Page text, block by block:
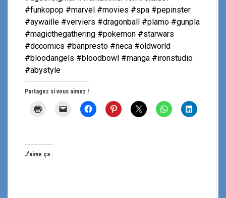
#funkopop #marvel #movies #spa #pepinster
#aywaille #verviers #dragonball #plamo #gunpla
#magicthegathering #pokemon #starwars
#dccomics #banpresto #neca #oldworld
#bloodangels #bloodbowl #manga #ironstudio
#abystyle
Partagez si vous aimez !
J’aime ça :